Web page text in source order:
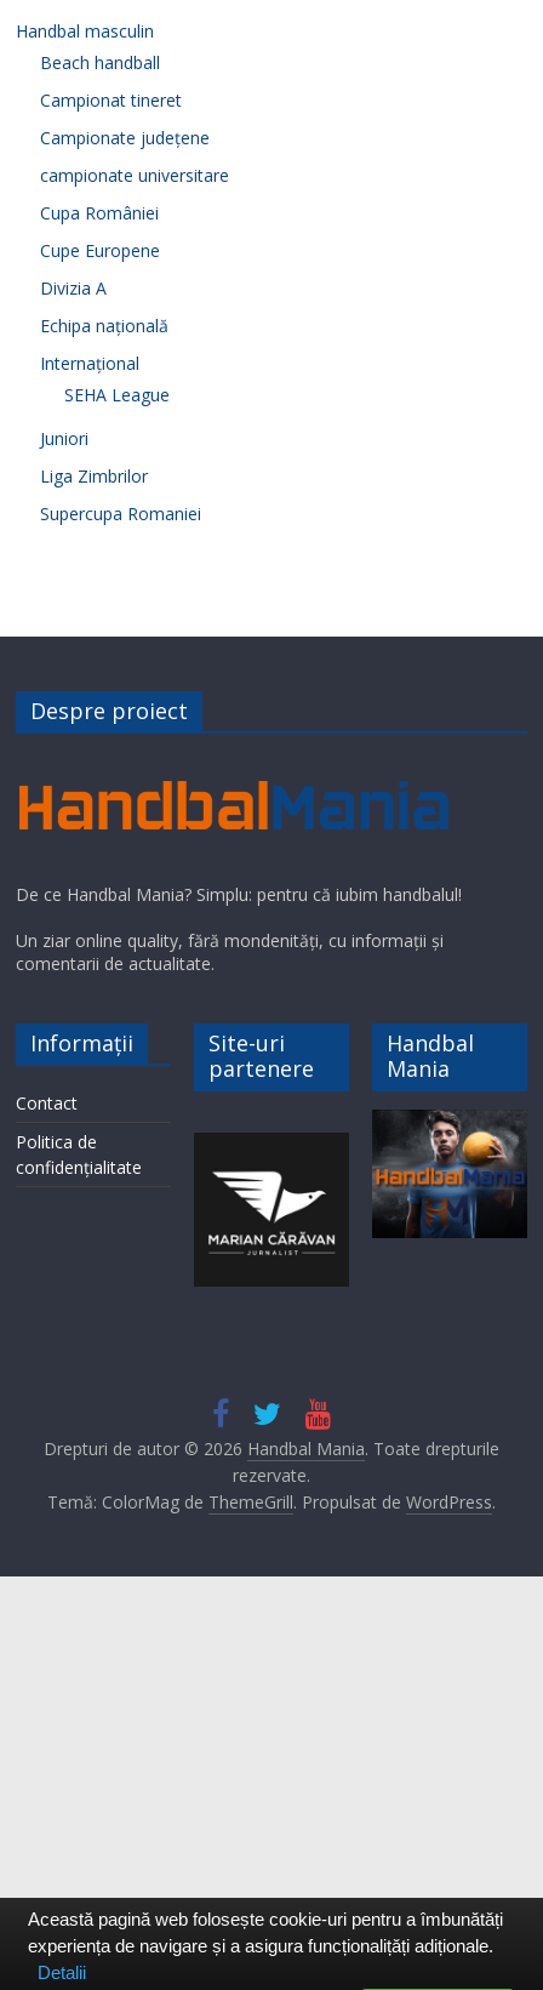
Handbal masculin
Beach handball
Campionat tineret
Campionate județene
campionate universitare
Cupa României
Cupe Europene
Divizia A
Echipa națională
Internațional
SEHA League
Juniori
Liga Zimbrilor
Supercupa Romaniei
Despre proiect
De ce Handbal Mania? Simplu: pentru că iubim handbalul!
Un ziar online quality, fără mondenități, cu informații și
comentarii de actualitate.
Informații
Contact
Politica de
confidențialitate
Site-uri
partenere
Handbal
Mania
Drepturi de autor © 2026 Handbal Mania. Toate drepturile
rezervate.
Temă: ColorMag de ThemeGrill. Propulsat de WordPress.
Această pagină web folosește cookie-uri pentru a îmbunătăți
experiența de navigare și a asigura funcționalițăți adiționale.
Detalii